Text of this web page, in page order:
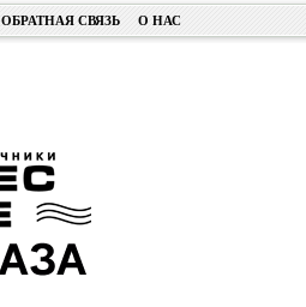
ОБРАТНАЯ СВЯЗЬ О НАС